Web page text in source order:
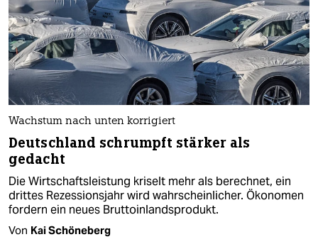
Wachstum nach unten korrigiert
Deutschland schrumpft stärker als
gedacht
Die Wirtschaftsleistung kriselt mehr als berechnet, ein
drittes Rezessionsjahr wird wahrscheinlicher. Ökonomen
fordern ein neues Bruttoinlandsprodukt.
Von Kai Schöneberg